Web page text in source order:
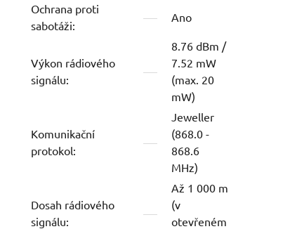
Ochrana proti
sabotáži:
Ano
Výkon rádiového
signálu:
8.76 dBm /
7.52 mW
(max. 20
mW)
Komunikační
protokol:
Jeweller
(868.0 -
868.6
MHz)
Dosah rádiového
signálu:
Až 1 000 m
(v
otevřeném